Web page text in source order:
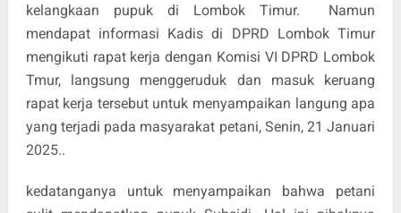
kelangkaan pupuk di Lombok Timur.
Namun
mendapat informasi Kadis di DPRD Lombok Timur
mengikuti rapat kerja dengan Komisi VI DPRD Lombok
Tmur, langsung menggeruduk dan masuk keruang
rapat kerja tersebut untuk menyampaikan langung apa
yang terjadi pada masyarakat petani, Senin, 21 Januari
2025..
kedatanganya untuk menyampaikan bahwa petani